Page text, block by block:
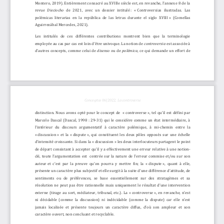
Montero, 2019). Entièrement consacré au XVIIIe siècle est, en revanche, l’annexe 8 de la
revue Dieciocho de   2021,   avec   un   dossier   intitulé :   « Controversias   ilustradas.
Las
polémicas  literarias  en  la  república  de  las  letras  durante  el  siglo  XVIII »  (Comellas
Aguirrezábal Mercedes, 2021).
Les   intitulés   de   ces   différentes   contributions   montrent   bien   que   la   terminologie
employée au cas par cas est loin d’être univoque. La notion de controversia est associée à
d’autres concepts, comme celui de disenso ou  de polémica,  ce  qui  demande  un  effort  de
Conceφtos 06|2022. La controverse
distinction.  Nous  avons  opté  pour  le  concept  de    « controverse », tel qu’il est défini par
Marcelo  Dascal  (Dascal,  1998 :  29-31)  qui  le  considère  comme  un  état  intermédiaire,  à
l’intérieur  du  discours  argumentatif  à  caractère  polémique,  à  mi-chemin   entre la
« discussion »  et  la  « dispute »,  qui  constituent  les  deux  pôles  opposés  sur  une  échelle
d’intensité croissante. Si dans la « discussion » les deux interlocuteurs partagent le point
de départ consistant à accepter qu’il y a effectivement une erreur relative à une notion-
clé, toute l’argumentation est  centrée sur la nature de l’erreur commise et/ou sur son
auteur et  c’est  par  la  preuve  qu’on  pourra  y  mettre  fin;  la  « dispute »,  quant  à  elle,
présente un caractère plus subjectif et elle surgit à la suite d’une différence d’attitude, de
sentiments   ou   de   préférences,   se   base   essentiellement   sur   des   stratagèmes   et   sa
résolution ne peut pas être rationnelle mais uniquement le résultat d’une intervention
externe  (tirage  au  sort,  médiateur,  tribunal,  etc.).  La « controverse », en revanche, n’est
ni  décidable  (comme  la  discussion)  ni  indécidable  (comme  la  dispute)  car  elle  n’est
jamais  localisée  et  présente  toujours  un  caractère  diffus,  d’où  son  ampleur  et  son
caractère ouvert, non concluant et recyclable.